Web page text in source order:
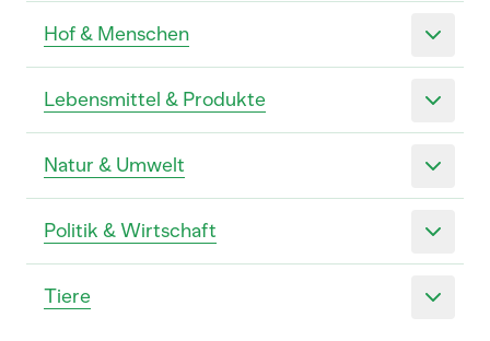
Hof & Menschen
Lebensmittel & Produkte
Natur & Umwelt
Politik & Wirtschaft
Tiere